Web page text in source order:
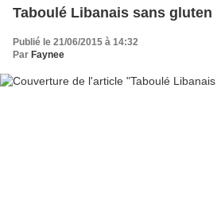
Taboulé Libanais sans gluten
Publié le 21/06/2015 à 14:32
Par Faynee